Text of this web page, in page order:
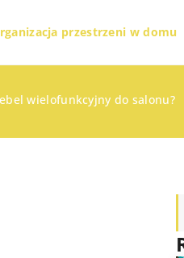
przestrzeni w domu
wielofunkcyjny do salonu?